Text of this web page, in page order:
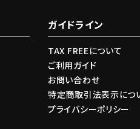
ガイドライン
TAX FREEについて
ご利用ガイド
お問い合わせ
特定商取引法表示につ
プライバシーポリシー